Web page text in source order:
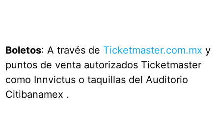
Boletos: A través de Ticketmaster.com.mx y
puntos de venta autorizados Ticketmaster
como Innvictus o taquillas del Auditorio
Citibanamex .